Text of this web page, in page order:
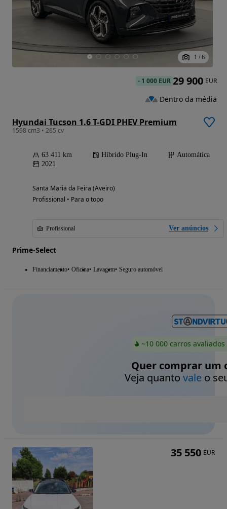
1 / 6
Hyundai Tucson 1.6 T-GDI PHEV Premium
1598 cm3 • 265 cv
63 411 km Híbrido Plug-In
Automática
2021
Santa Maria da Feira (Aveiro)
Profissional • Para o topo
Profissional Ver anúncios
Prime-Select
Financiamento Oficina Lavagem Seguro automóvel
- 1 000 EUR 29 900 EUR
Dentro da média
~10 000 carros
Quer comprar um
Veja quanto valeo
35 550 EUR